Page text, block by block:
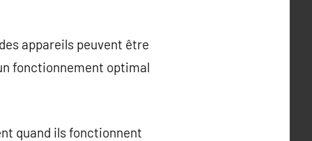
appareils peuvent être
fonctionnement optimal
quand ils fonctionnent